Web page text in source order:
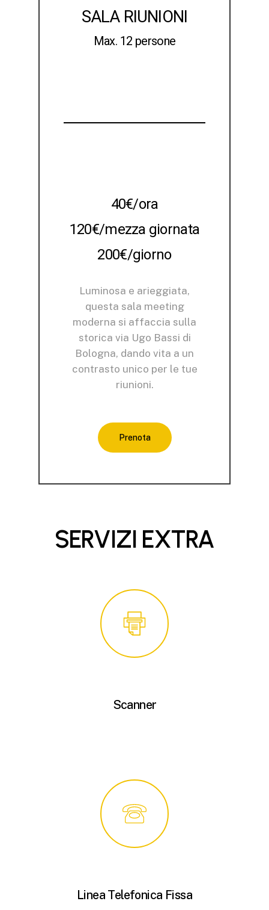
SALA RIUNIONI
Max. 12 persone
40€/ora
120€/mezza giornata
200€/giorno
Luminosa e arieggiata,
questa sala meeting
moderna si affaccia sulla
storica via Ugo Bassi di
Bologna, dando vita a un
contrasto unico per le tue
riunioni.
Prenota
SERVIZI EXTRA
Scanner
Linea Telefonica Fissa